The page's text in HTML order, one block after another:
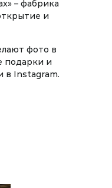
– фабрика
и
фото в
подарки и
в Instagram.